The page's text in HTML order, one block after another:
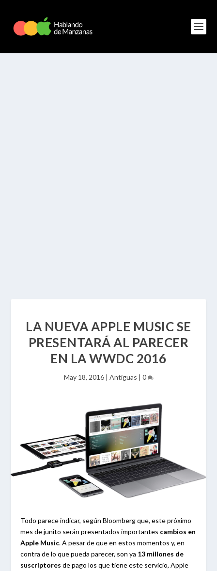
LA NUEVA APPLE MUSIC SE
PRESENTARÁ AL PARECER
EN LA WWDC 2016
May 18, 2016| Antiguas | 0
Todo parece indicar, según Bloomberg que, este próximo
mes de junito serán presentados importantes cambios en
Apple Music. A pesar de que en estos momentos y, en
contra de lo que pueda parecer, son ya 13 millones de
suscriptores de pago los que tiene este servicio, Apple